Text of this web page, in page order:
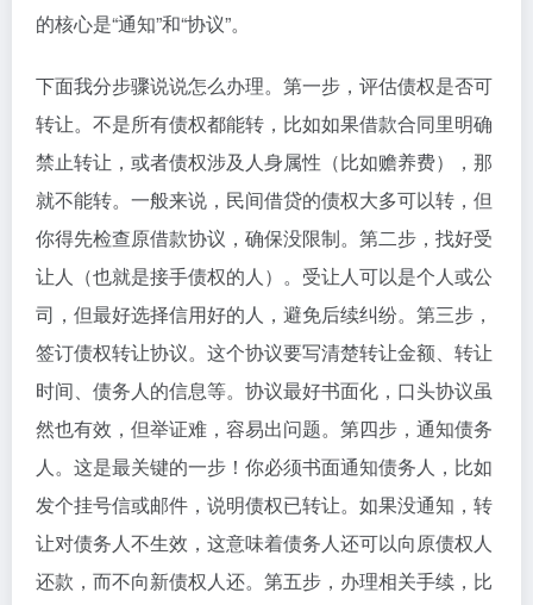
的核心是“通知”和“协议”。
下面我分步骤说说怎么办理。第一步，评估债权是否可
转让。不是所有债权都能转，比如如果借款合同里明确
禁止转让，或者债权涉及人身属性（比如赡养费），那
就不能转。一般来说，民间借贷的债权大多可以转，但
你得先检查原借款协议，确保没限制。第二步，找好受
让人（也就是接手债权的人）。受让人可以是个人或公
司，但最好选择信用好的人，避免后续纠纷。第三步，
签订债权转让协议。这个协议要写清楚转让金额、转让
时间、债务人的信息等。协议最好书面化，口头协议虽
然也有效，但举证难，容易出问题。第四步，通知债务
人。这是最关键的一步！你必须书面通知债务人，比如
发个挂号信或邮件，说明债权已转让。如果没通知，转
让对债务人不生效，这意味着债务人还可以向原债权人
还款，而不向新债权人还。第五步，办理相关手续，比